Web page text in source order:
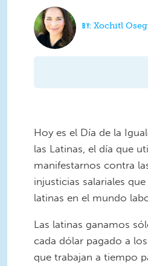
Xochitl
Hoy es el Día de la
las Latinas, el día que
manifestarnos contra
injusticias salariales
latinas en el mundo
Las latinas ganamos
cada dólar pagado a
que trabajan a tiempo